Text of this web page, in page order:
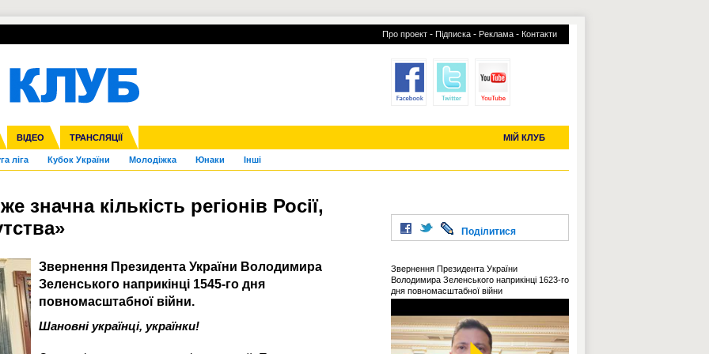
Про проект - Підписка - Реклама - Контакти
ВІДЕО ТРАНСЛЯЦІЇ МІЙ КЛУБ
ліга Кубок України Молодіжка Юнаки Інші
Ліга націй Ліга конференцій
Франція ІншіЧЄ-2015 (U-21)
УПЛ-ПЕРЕХОДИ УСІ ТРАНСФЕРИ
значна кількість регіонів Росії,
Звернення Президента України Володимира
Зеленського наприкінці 1545-го дня
повномасштабної війни.
Шановні українці, українки!
Поділитися
Звернення Президента України
Володимира Зеленського наприкінці 1623-го
дня повномасштабної війни